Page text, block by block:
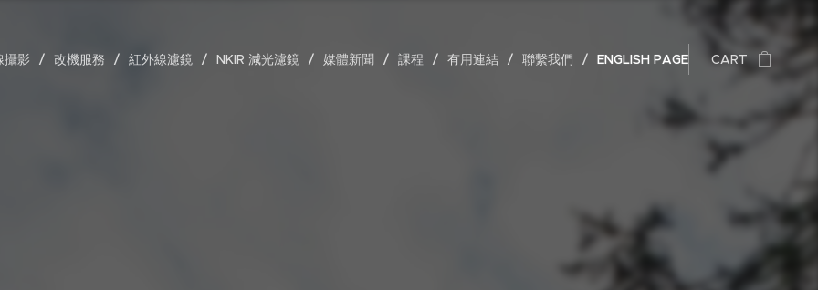
攝影 改機服務 紅外線濾鏡 NKIR 減光濾鏡 媒體新聞 課程 有用連結 聯繫我們 ENGLISH PAGE CART